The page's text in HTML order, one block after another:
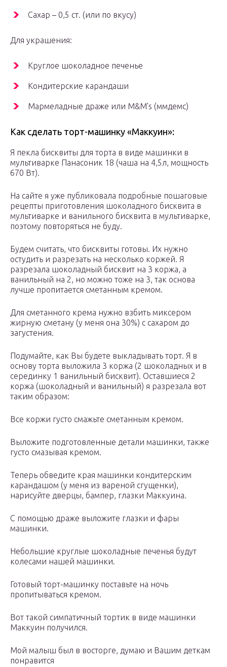
Сахар – 0,5 ст. (или по вкусу)
Для украшения:
Круглое шоколадное печенье
Кондитерские карандаши
Мармеладные драже или M&M’s (ммдемс)
Как сделать торт-машинку «Маккуин»:
Я пекла бисквиты для торта в виде машинки в
мультиварке Панасоник 18 (чаша на 4,5л, мощность
670 Вт).
На сайте я уже публиковала подробные пошаговые
рецепты приготовления шоколадного бисквита в
мультиварке и ванильного бисквита в мультиварке,
поэтому повторяться не буду.
Будем считать, что бисквиты готовы. Их нужно
остудить и разрезать на несколько коржей. Я
разрезала шоколадный бисквит на 3 коржа, а
ванильный на 2, но можно тоже на 3, так основа
лучше пропитается сметанным кремом.
Для сметанного крема нужно взбить миксером
жирную сметану (у меня она 30%) с сахаром до
загустения.
Подумайте, как Вы будете выкладывать торт. Я в
основу торта выложила 3 коржа (2 шоколадных и в
серединку 1 ванильный бисквит). Оставшиеся 2
коржа (шоколадный и ванильный) я разрезала вот
таким образом:
Все коржи густо смажьте сметанным кремом.
Выложите подготовленные детали машинки, также
густо смазывая кремом.
Теперь обведите края машинки кондитерским
карандашом (у меня из вареной сгущенки),
нарисуйте дверцы, бампер, глазки Маккуина.
С помощью драже выложите глазки и фары
машинки.
Небольшие круглые шоколадные печенья будут
колесами нашей машинки.
Готовый торт-машинку поставьте на ночь
пропитываться кремом.
Вот такой симпатичный тортик в виде машинки
Маккуин получился.
Мой малыш был в восторге, думаю и Вашим деткам
понравится